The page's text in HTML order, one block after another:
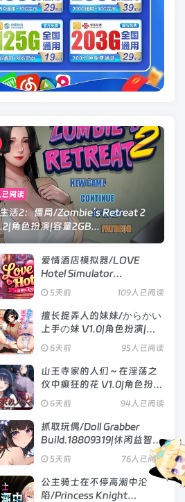
已阅读
活2：僵局/Zombie’s Retreat 2
角色扮演|容量2GB...
爱情酒店模拟器/LOVE
Hotel Simulator
Build.24183576|模拟经营|
容量4.8GB|官方中文版
5天前 109人已阅读
擅长捉弄人的妹妹/からかい
上手の妹 V1.0|角色扮演|容
量593MB|汉化版
6天前 95人已阅读
山王寺家的人们～在淫荡之
仪中癫狂的花 V1.0|角色扮
演|容量1.3GB|官方中文版
6天前 94人已阅读
抓取玩偶/Doll Grabber
Build.18809319|休闲益智|
容量354MB|官方中文版
5天前 76人已阅读
公主骑士在不停高潮中沦
陷/Princess Knight